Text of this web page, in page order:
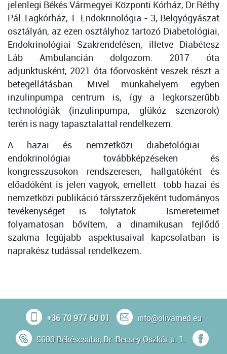
jelenlegi Békés Vármegyei Központi Kórház, Dr Réthy
Pál Tagkórház, 1. Endokrinológia - 3, Belgyógyászat
osztályán, az ezen osztályhoz tartozó Diabetológiai,
Endokrinológiai Szakrendelésen, illetve Diabétesz
Láb Ambulancián dolgozom. 2017 óta
adjunktusként, 2021 óta főorvosként veszek részt a
betegellátásban. Mivel munkahelyem egyben
inzulinpumpa centrum is, így a legkorszerűbb
technológiák (inzulinpumpa, glükóz szenzorok)
terén is nagy tapasztalattal rendelkezem.
A hazai és nemzetközi diabetológiai –
endokrinológiai továbbképzéseken és
kongresszusokon rendszeresen, hallgatóként és
előadóként is jelen vagyok, emellett több hazai és
nemzetközi publikáció társszerzőjeként tudományos
tevékenységet is folytatok. Ismereteimet
folyamatosan bővítem, a dinamikusan fejlődő
szakma legújabb aspektusaival kapcsolatban is
naprakész tudással rendelkezem.
+36 70 977 60 01
info@olivamed.eu
5600 Békéscsaba, Dr. Becsey Oszkár u. 1.